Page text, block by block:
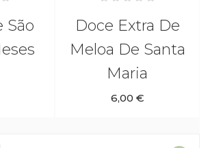
São
Doce Extra De
Meloa De Santa
Maria
6,00 €